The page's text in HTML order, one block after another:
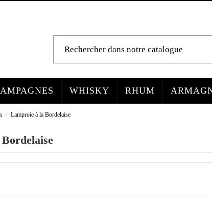
WHISKY RHUM
Lamproie à la Bordelaise